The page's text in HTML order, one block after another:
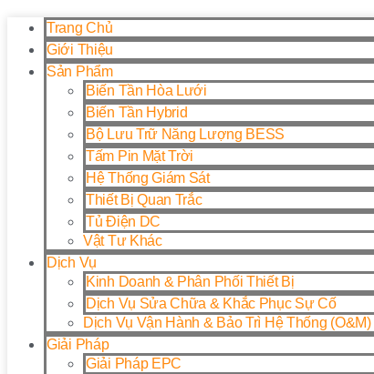
Trang Chủ
Giới Thiệu
Sản Phẩm
Biến Tần Hòa Lưới
Biến Tần Hybrid
Bộ Lưu Trữ Năng Lượng BESS
Tấm Pin Mặt Trời
Hệ Thống Giám Sát
Thiết Bị Quan Trắc
Tủ Điện DC
Vật Tư Khác
Dịch Vụ
Kinh Doanh & Phân Phối Thiết Bị
Dịch Vụ Sửa Chữa & Khắc Phục Sự Cố
Dịch Vụ Vận Hành & Bảo Trì Hệ Thống (O&M)
Giải Pháp
Giải Pháp EPC